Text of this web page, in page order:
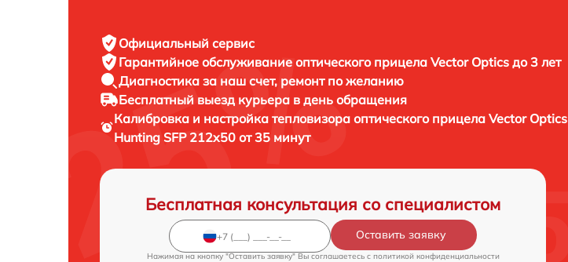
Официальный сервис
Гарантийное обслуживание оптического прицела Vector Optics до 3 лет
Диагностика за наш счет, ремонт по желанию
Бесплатный выезд курьера в день обращения
Калибровка и настройка тепловизора оптического прицелаVector Optics
Hunting SFP 212x50 от 35 минут
Бесплатная консультация со специалистом
Оставить заявку
Нажимая на кнопку "Оставить заявку" Вы соглашаетесь c политикой конфиденциальности